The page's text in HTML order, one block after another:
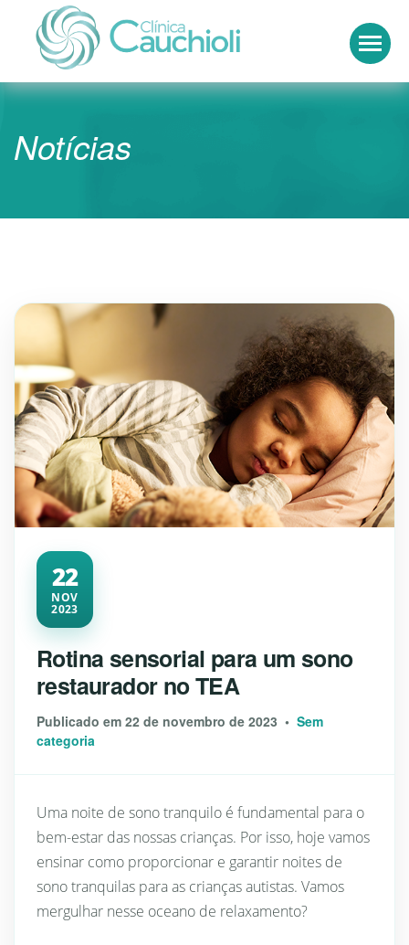
Clínica Cauchioli
Notícias
22
NOV
2023
Rotina sensorial para um sono
restaurador no TEA
Publicado em 22 de novembro de 2023 • Sem
categoria
Uma noite de sono tranquilo é fundamental para o
bem-estar das nossas crianças. Por isso, hoje vamos
ensinar como proporcionar e garantir noites de
sono tranquilas para as crianças autistas. Vamos
mergulhar nesse oceano de relaxamento?